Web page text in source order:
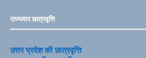
राज्यवार छात्रवृत्ति
उत्तर प्रदेश की छात्रवृत्ति